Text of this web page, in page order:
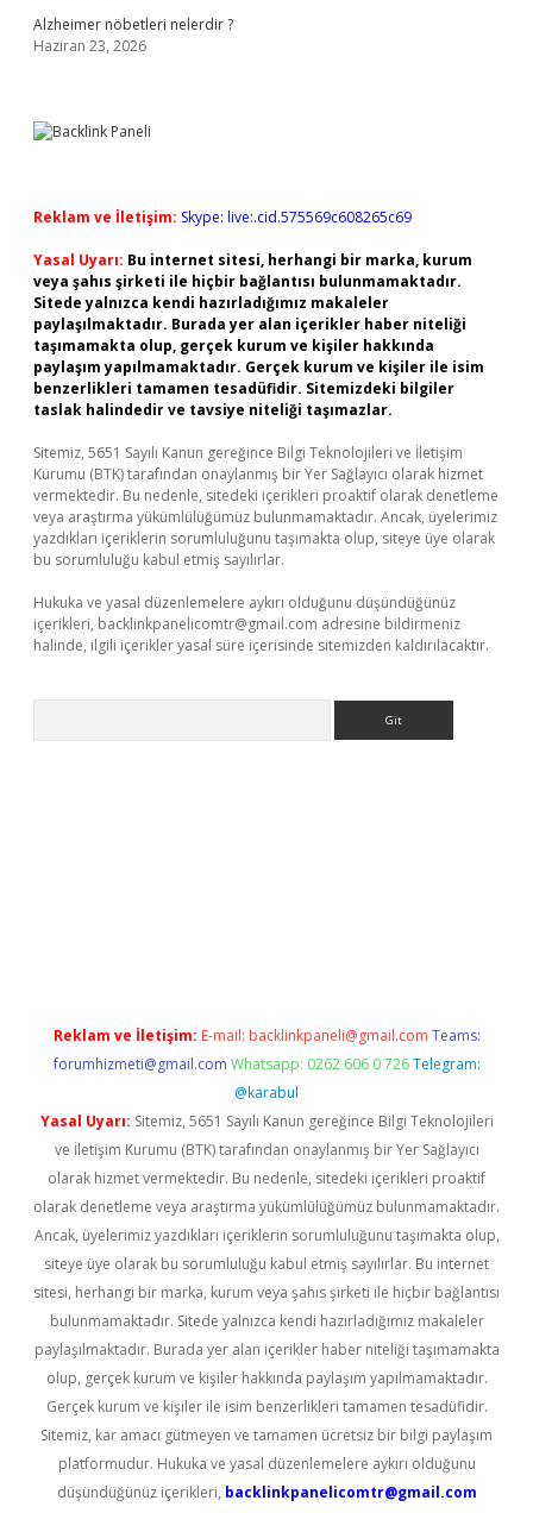
Alzheimer nöbetleri nelerdir ?
Haziran 23, 2026
Reklam ve İletişim: Skype: live:.cid.575569c608265c69
Yasal Uyarı: Bu internet sitesi, herhangi bir marka, kurum
veya şahıs şirketi ile hiçbir bağlantısı bulunmamaktadır.
Sitede yalnızca kendi hazırladığımız makaleler
paylaşılmaktadır. Burada yer alan içerikler haber niteliği
taşımamakta olup, gerçek kurum ve kişiler hakkında
paylaşım yapılmamaktadır. Gerçek kurum ve kişiler ile isim
benzerlikleri tamamen tesadüfidir. Sitemizdeki bilgiler
taslak halindedir ve tavsiye niteliği taşımazlar.
Sitemiz, 5651 Sayılı Kanun gereğince Bilgi Teknolojileri ve İletişim
Kurumu (BTK) tarafından onaylanmış bir Yer Sağlayıcı olarak hizmet
vermektedir. Bu nedenle, sitedeki içerikleri proaktif olarak denetleme
veya araştırma yükümlülüğümüz bulunmamaktadır. Ancak, üyelerimiz
yazdıkları içeriklerin sorumluluğunu taşımakta olup, siteye üye olarak
bu sorumluluğu kabul etmiş sayılırlar.
Hukuka ve yasal düzenlemelere aykırı olduğunu düşündüğünüz
içerikleri, backlinkpanelicomtr@gmail.com adresine bildirmeniz
halinde, ilgili içerikler yasal süre içerisinde sitemizden kaldırılacaktır.
Reklam ve İletişim: E-mail: backlinkpaneli@gmail.com Teams:
forumhizmeti@gmail.com Whatsapp: 0262 606 0 726 Telegram:
@karabul
Yasal Uyarı: Sitemiz, 5651 Sayılı Kanun gereğince Bilgi Teknolojileri
ve İletişim Kurumu (BTK) tarafından onaylanmış bir Yer Sağlayıcı
olarak hizmet vermektedir. Bu nedenle, sitedeki içerikleri proaktif
olarak denetleme veya araştırma yükümlülüğümüz bulunmamaktadır.
Ancak, üyelerimiz yazdıkları içeriklerin sorumluluğunu taşımakta olup,
siteye üye olarak bu sorumluluğu kabul etmiş sayılırlar. Bu internet
sitesi, herhangi bir marka, kurum veya şahıs şirketi ile hiçbir bağlantısı
bulunmamaktadır. Sitede yalnızca kendi hazırladığımız makaleler
paylaşılmaktadır. Burada yer alan içerikler haber niteliği taşımamakta
olup, gerçek kurum ve kişiler hakkında paylaşım yapılmamaktadır.
Gerçek kurum ve kişiler ile isim benzerlikleri tamamen tesadüfidir.
Sitemiz, kar amacı gütmeyen ve tamamen ücretsiz bir bilgi paylaşım
platformudur. Hukuka ve yasal düzenlemelere aykırı olduğunu
düşündüğünüz içerikleri, backlinkpanelicomtr@gmail.com